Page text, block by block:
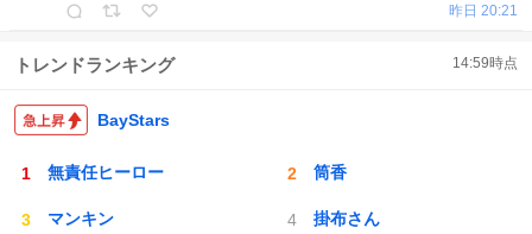
昨日 20:21
トレンドランキング 14:59時点
BayStars
無責任ヒーロー 筒香
マンキン 掛布さん